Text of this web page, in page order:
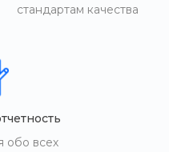
стандартам качества
обо всех